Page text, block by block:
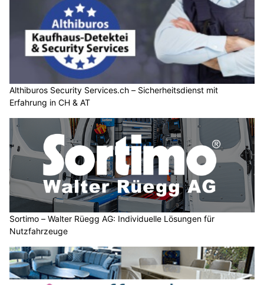
Althiburos Security Services.ch – Sicherheitsdienst mit
Erfahrung in CH & AT
Sortimo – Walter Rüegg AG: Individuelle Lösungen für
Nutzfahrzeuge